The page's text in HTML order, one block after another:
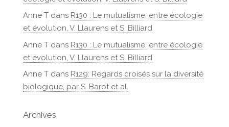
Anne Tdans R130 : Le mutualisme, entre écologie
et évolution, V. Llaurens et S. Billiard
Anne Tdans R130 : Le mutualisme, entre écologie
et évolution, V. Llaurens et S. Billiard
Anne Tdans R129: Regards croisés sur la diversité
biologique, par S. Barot et al.
Archives